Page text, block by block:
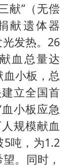
献”（无偿
献遗体器
发热。26
血总量达
小板，总
立全国首
小板应急
规模献血
吨，为1.2
。同时，